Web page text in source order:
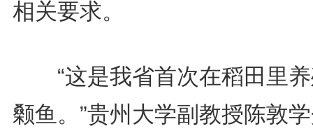
相关要求。
“这是我省首次在稻田里养
颡鱼。”贵州大学副教授陈敦